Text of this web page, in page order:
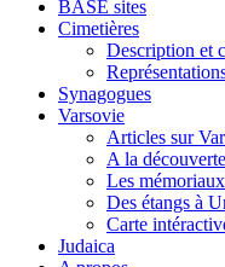
BASE sites
Cimetières
Description et
Synagogues
Varsovie
Articles sur
A la
Les
Des étangs à
Carte
Judaica